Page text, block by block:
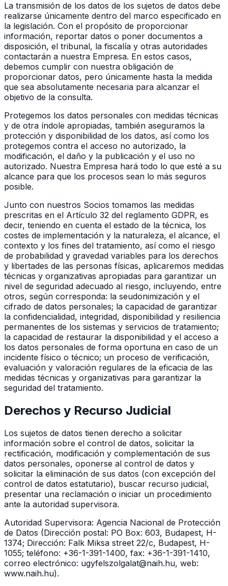
La transmisión de los datos de los sujetos de datos debe
realizarse únicamente dentro del marco especificado en
la legislación. Con el propósito de proporcionar
información, reportar datos o poner documentos a
disposición, el tribunal, la fiscalía y otras autoridades
contactarán a nuestra Empresa. En estos casos,
debemos cumplir con nuestra obligación de
proporcionar datos, pero únicamente hasta la medida
que sea absolutamente necesaria para alcanzar el
objetivo de la consulta.
Protegemos los datos personales con medidas técnicas
y de otra índole apropiadas, también aseguramos la
protección y disponibilidad de los datos, así como los
protegemos contra el acceso no autorizado, la
modificación, el daño y la publicación y el uso no
autorizado. Nuestra Empresa hará todo lo que esté a su
alcance para que los procesos sean lo más seguros
posible.
Junto con nuestros Socios tomamos las medidas
prescritas en el Artículo 32 del reglamento GDPR, es
decir, teniendo en cuenta el estado de la técnica, los
costes de implementación y la naturaleza, el alcance, el
contexto y los fines del tratamiento, así como el riesgo
de probabilidad y gravedad variables para los derechos
y libertades de las personas físicas, aplicaremos medidas
técnicas y organizativas apropiadas para garantizar un
nivel de seguridad adecuado al riesgo, incluyendo, entre
otros, según corresponda: la seudonimización y el
cifrado de datos personales; la capacidad de garantizar
la confidencialidad, integridad, disponibilidad y resiliencia
permanentes de los sistemas y servicios de tratamiento;
la capacidad de restaurar la disponibilidad y el acceso a
los datos personales de forma oportuna en caso de un
incidente físico o técnico; un proceso de verificación,
evaluación y valoración regulares de la eficacia de las
medidas técnicas y organizativas para garantizar la
seguridad del tratamiento.
Derechos y Recurso Judicial
Los sujetos de datos tienen derecho a solicitar
información sobre el control de datos, solicitar la
rectificación, modificación y complementación de sus
datos personales, oponerse al control de datos y
solicitar la eliminación de sus datos (con excepción del
control de datos estatutario), buscar recurso judicial,
presentar una reclamación o iniciar un procedimiento
ante la autoridad supervisora.
Autoridad Supervisora: Agencia Nacional de Protección
de Datos (Dirección postal: PO Box: 603, Budapest, H-
1374; Dirección: Falk Miksa street 22/c, Budapest, H-
1055; teléfono: +36-1-391-1400, fax: +36-1-391-1410,
correo electrónico: ugyfelszolgalat@naih.hu, web:
www.naih.hu).